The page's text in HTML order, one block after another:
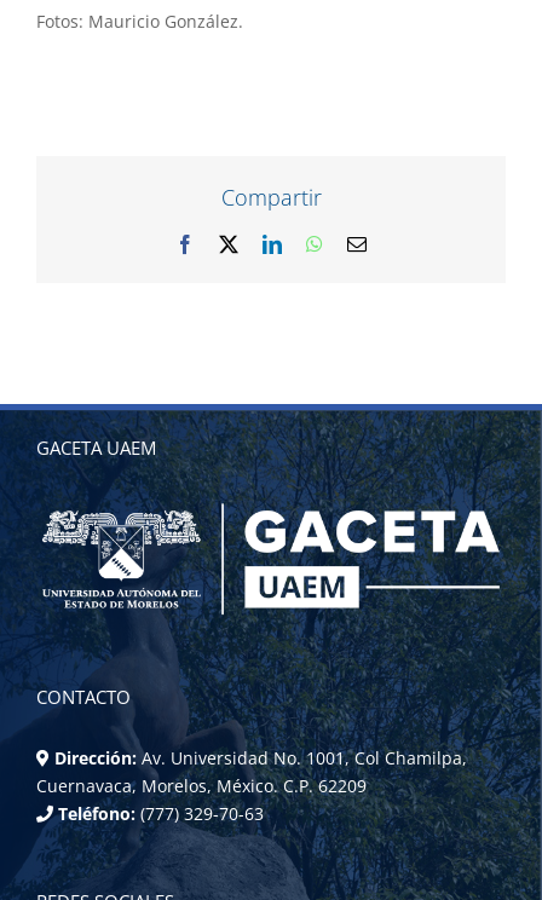
Fotos: Mauricio González.
Compartir
Facebook LinkedInWhatsApp
Correo
GACETA UAEM
CONTACTO
Dirección: Av. Universidad No. 1001, Col Chamilpa,
Cuernavaca, Morelos, México. C.P. 62209
Teléfono: (777) 329-70-63